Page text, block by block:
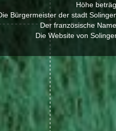
Höhe
Bürgermeister der stadt
Der französische
Die Website von